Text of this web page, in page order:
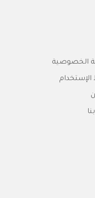
الخصوصية